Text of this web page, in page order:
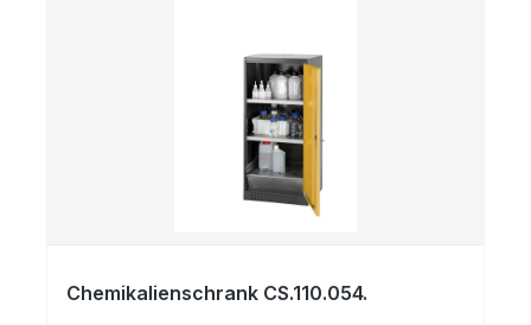
Chemikalienschrank CS.110.054.